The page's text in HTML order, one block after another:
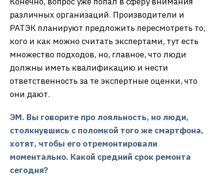
различных организаций. Производители и
РАТЭК планируют предложить пересмотреть то,
кого и как можно считать экспертами, тут есть
множество подходов, но, главное, что люди
должны иметь квалификацию и нести
ответственность за те экспертные оценки, что
они дают.
ЭМ. Вы говорите про лояльность, но люди,
столкнувшись с поломкой того же смартфона,
хотят, чтобы его отремонтировали
моментально. Какой средний срок ремонта
сегодня?